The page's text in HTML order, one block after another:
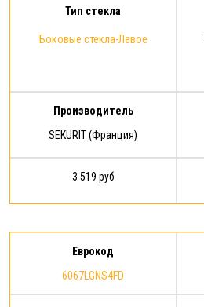
Тип стекла
Боковые стекла-Левое
Производитель
SEKURIT (Франция)
3 519 руб
Еврокод
6067LGNS4FD